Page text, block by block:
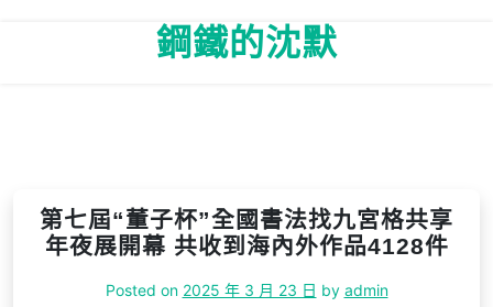
鋼鐵的沈默
第七屆“董子杯”全國書法找九宮格共享
年夜展開幕 共收到海內外作品4128件
Posted on 2025 年 3 月 23 日 by admin